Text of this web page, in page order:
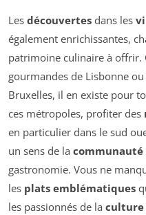
Les découvertes dans les
également enrichissantes,
patrimoine culinaire à offrir.
gourmandes de Lisbonne ou
Bruxelles, il en existe pour
ces métropoles, profiter des
en particulier dans le sud
un sens de la communauté
gastronomie. Vous ne
les plats emblématiques
les passionnés de la culture